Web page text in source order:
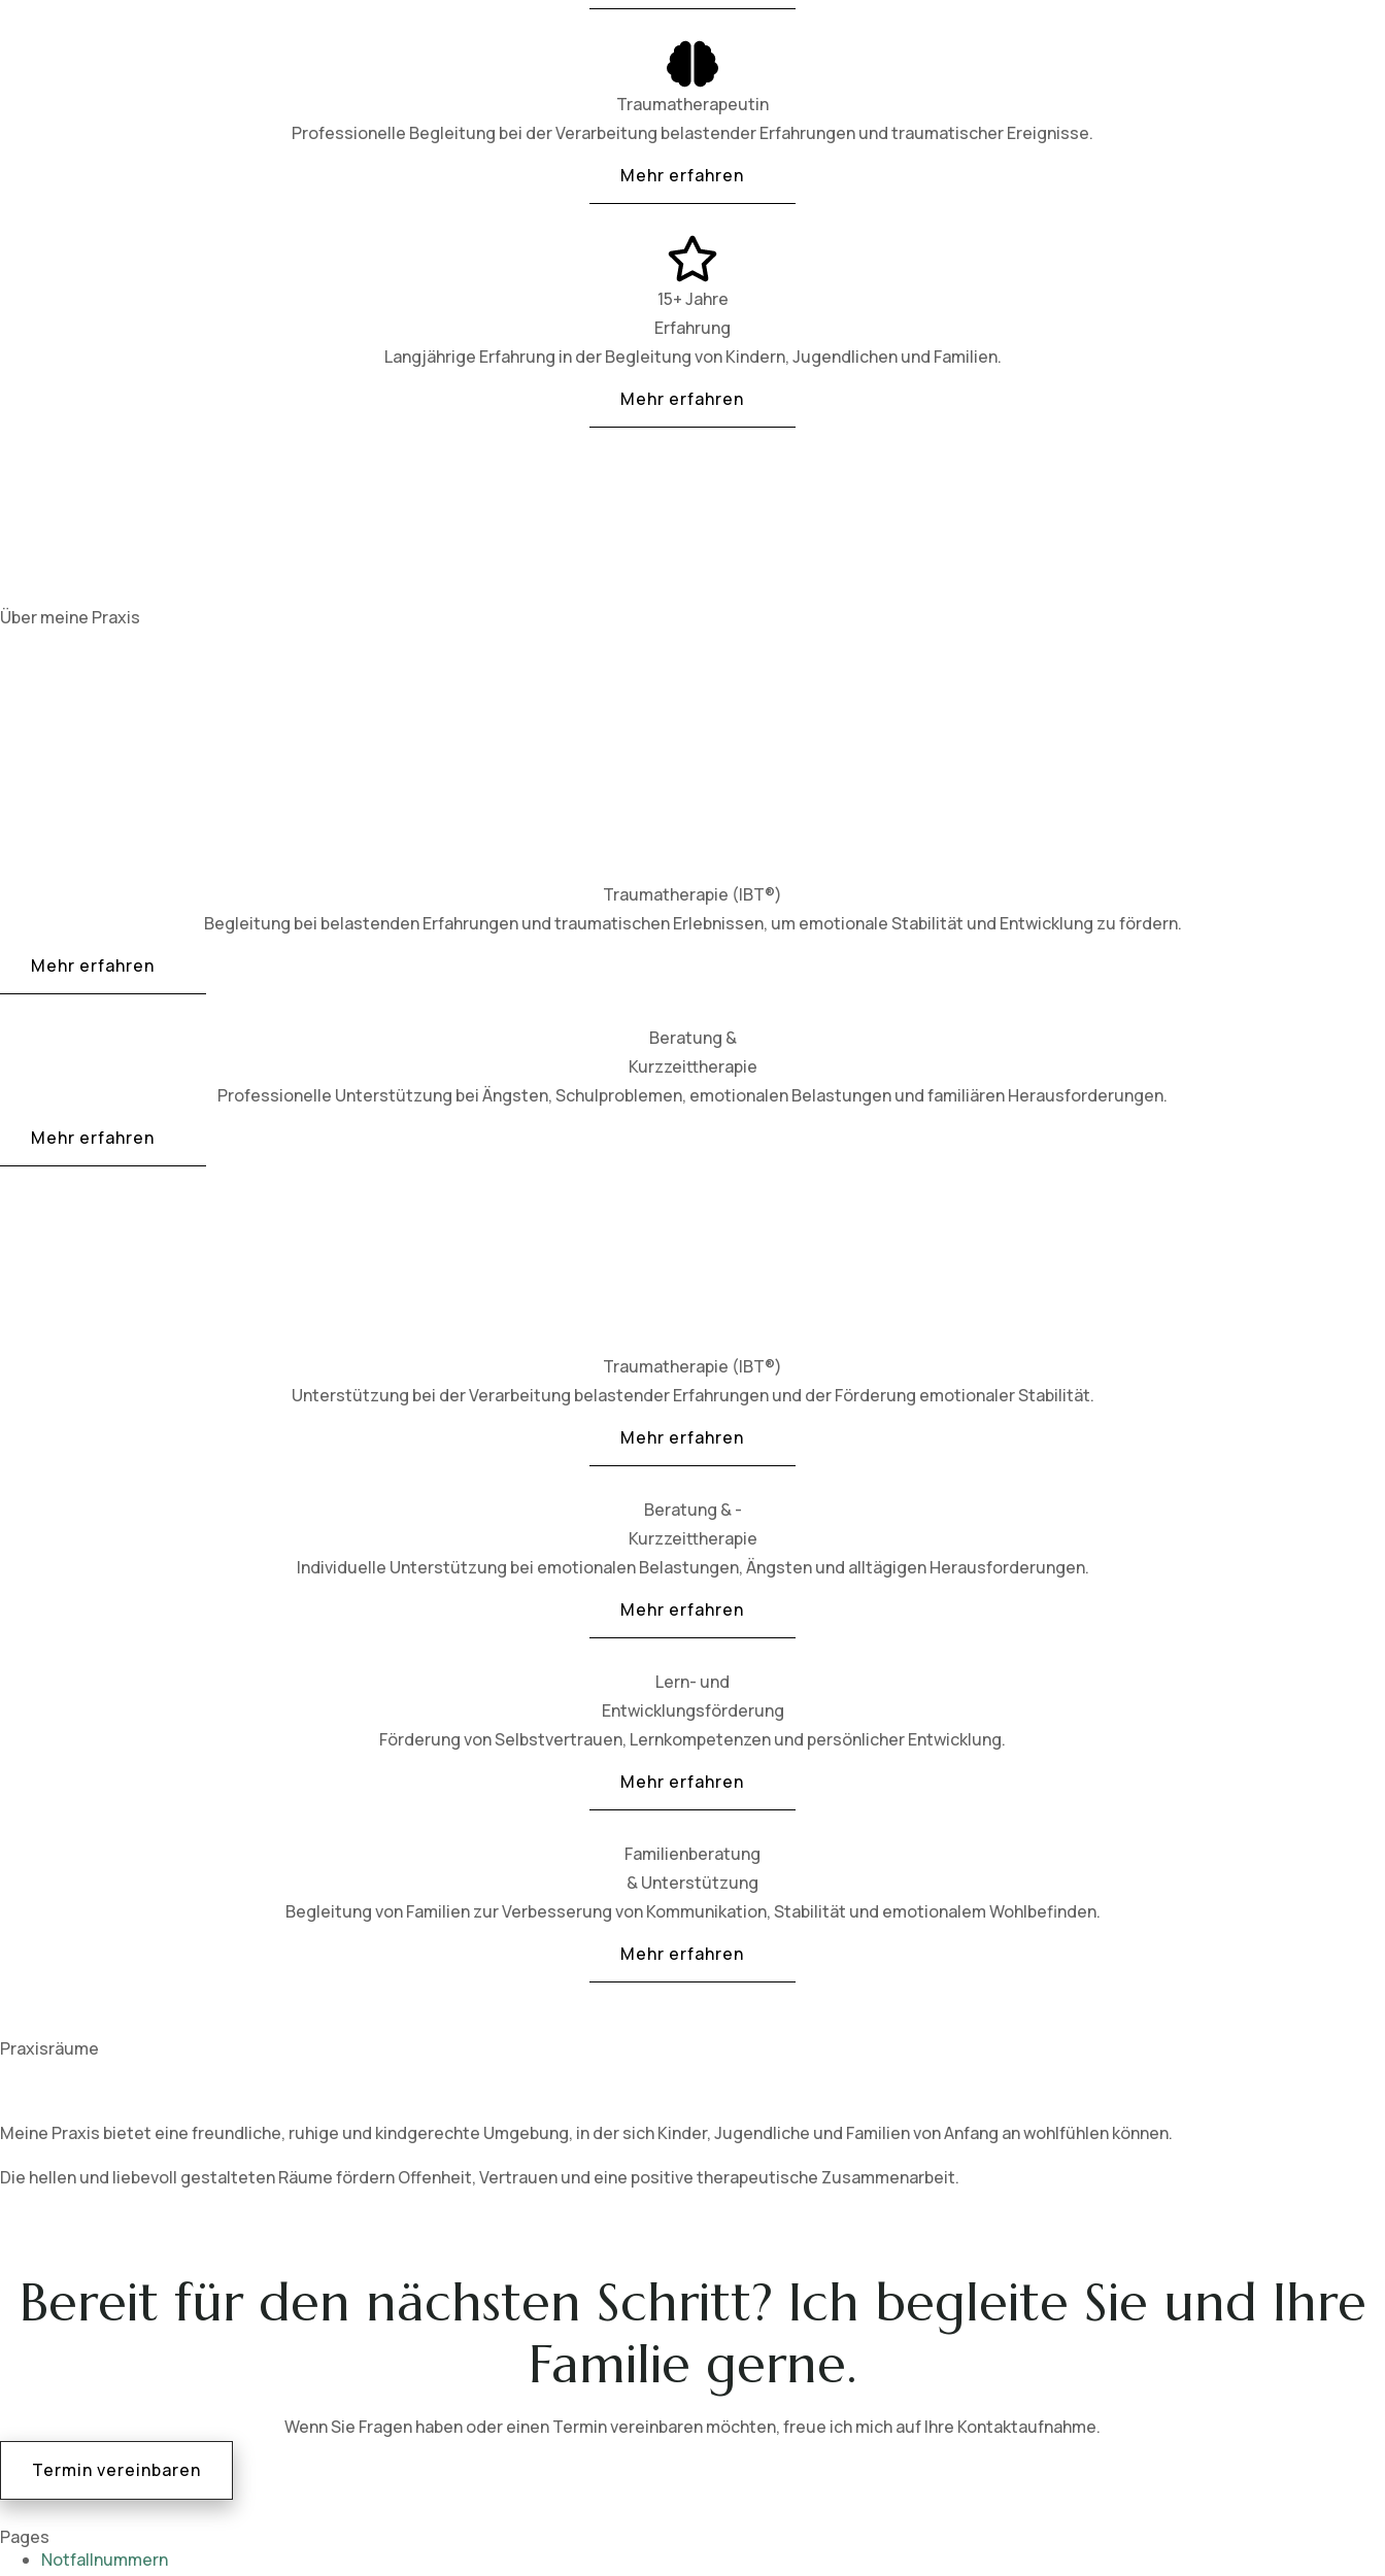
Traumatherapeutin
Professionelle Begleitung bei der Verarbeitung belastender Erfahrungen und traumatischer Ereignisse.
Mehr erfahren
15+ Jahre
Erfahrung
Langjährige Erfahrung in der Begleitung von Kindern, Jugendlichen und Familien.
Mehr erfahren
Über meine Praxis
Traumatherapie (IBT®)
Begleitung bei belastenden Erfahrungen und traumatischen Erlebnissen, um emotionale Stabilität und Entwicklung zu fördern.
Mehr erfahren
Beratung &
Kurzzeittherapie
Professionelle Unterstützung bei Ängsten, Schulproblemen, emotionalen Belastungen und familiären Herausforderungen.
Mehr erfahren
Traumatherapie (IBT®)
Unterstützung bei der Verarbeitung belastender Erfahrungen und der Förderung emotionaler Stabilität.
Mehr erfahren
Beratung & -
Kurzzeittherapie
Individuelle Unterstützung bei emotionalen Belastungen, Ängsten und alltägigen Herausforderungen.
Mehr erfahren
Lern- und
Entwicklungsförderung
Förderung von Selbstvertrauen, Lernkompetenzen und persönlicher Entwicklung.
Mehr erfahren
Familienberatung
& Unterstützung
Begleitung von Familien zur Verbesserung von Kommunikation, Stabilität und emotionalem Wohlbefinden.
Mehr erfahren
Praxisräume
Meine Praxis bietet eine freundliche, ruhige und kindgerechte Umgebung, in der sich Kinder, Jugendliche und Familien von Anfang an wohlfühlen können.
Die hellen und liebevoll gestalteten Räume fördern Offenheit, Vertrauen und eine positive therapeutische Zusammenarbeit.
Bereit für den nächsten Schritt? Ich begleite Sie und Ihre
Familie gerne.
Wenn Sie Fragen haben oder einen Termin vereinbaren möchten, freue ich mich auf Ihre Kontaktaufnahme.
Termin vereinbaren
Pages
Notfallnummern